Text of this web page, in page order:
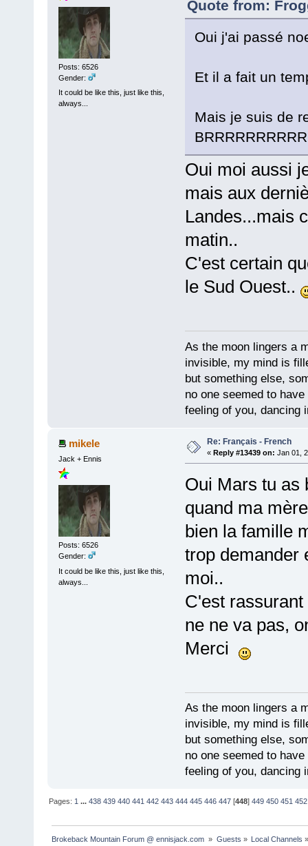
Posts: 6526
Gender:
It could be like this, just like this,
always...
Quote from:
Oui j'ai passé
Et il a fait un
Mais je suis de
Oui moi aussi
mais aux
Landes...mais
matin..
C'est certain
le Sud Ouest..
As the moon lingers a
invisible, my mind is
but something else,
no one seemed to
feeling of you, dancing
mikele
Jack + Ennis
Posts: 6526
Gender:
It could be like this, just like this,
always...
Re: Français - French
« Reply #13439 on: Jan 01,
Oui Mars tu as
quand ma
bien la famille
trop demander
moi..
C'est
ne ne va pas,
Merci
As the moon lingers a
invisible, my mind is
but something else,
no one seemed to
feeling of you, dancing
Pages: 1 ...438 439 440 441 442 443 444 445 446 447 [448]449 450 451 452
Brokeback Mountain Forum @ ennisjack.com » Guests » Local Channels »